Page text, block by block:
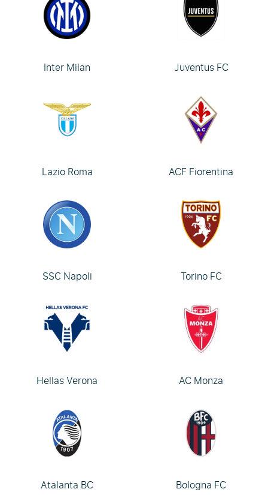
Inter Milan Juventus FC
Lazio Roma ACF Fiorentina
SSC Napoli Torino FC
Hellas Verona AC Monza
Atalanta BC Bologna FC